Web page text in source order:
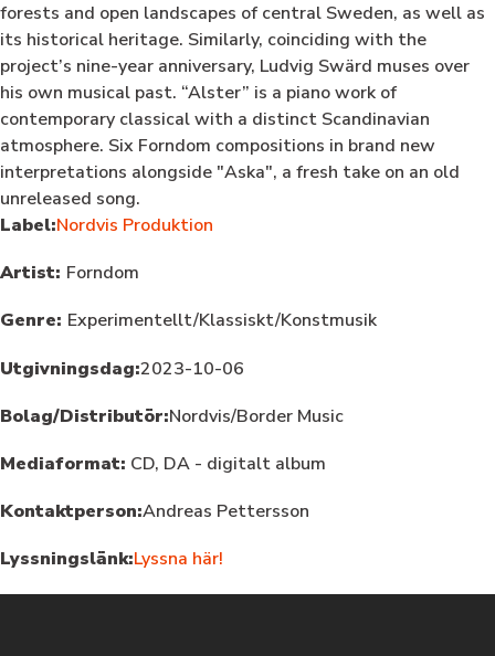
forests and open landscapes of central Sweden, as well as
its historical heritage. Similarly, coinciding with the
project’s nine-year anniversary, Ludvig Swärd muses over
his own musical past. “Alster” is a piano work of
contemporary classical with a distinct Scandinavian
atmosphere. Six Forndom compositions in brand new
interpretations alongside "Aska", a fresh take on an old
unreleased song.
Label:Nordvis Produktion
Artist: Forndom
Genre: Experimentellt/Klassiskt/Konstmusik
Utgivningsdag:2023-10-06
Bolag/Distributör:Nordvis/Border Music
Mediaformat: CD, DA - digitalt album
Kontaktperson:Andreas Pettersson
Lyssningslänk:Lyssna här!